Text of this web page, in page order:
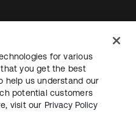
利用規約セキュリティ
for various
you get the best
help us understand our
potential customers
visit our Privacy Policy